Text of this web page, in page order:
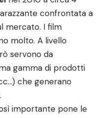
confrontata a
mercato. I film
molto. A livello
servono da
gamma di prodotti
che generano
importante pone le